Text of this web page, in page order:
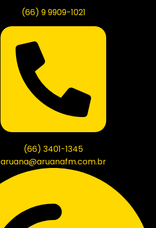
(66) 9 9909-1021
(66) 3401-1345
aruana@aruanafm.com.br